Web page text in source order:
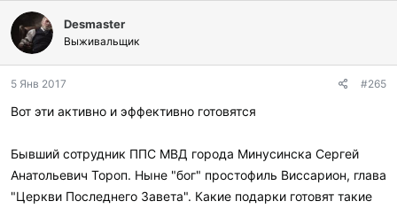
л
а
г
о
а
и
и
Desmaster
Выживальщик
5 Янв 2017 #265
Вот эти активно и эффективно готовятся
Бывший сотрудник ППС МВД города Минусинска Сергей
Анатольевич Тороп. Ныне "бог" простофиль Виссарион, глава
"Церкви Последнего Завета". Какие подарки готовят такие